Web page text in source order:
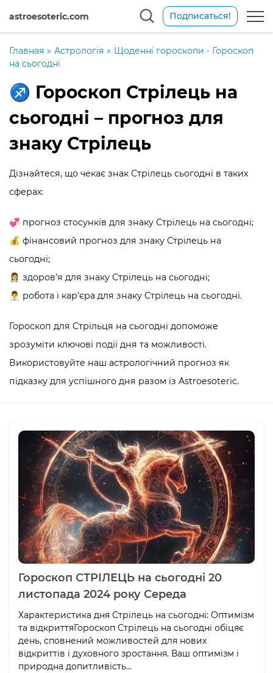
astroesoteric.com Подписаться!
Главная » Астрологія » Щоденні гороскопи - Гороскоп
на сьогодні
♐️ Гороскоп Стрілець на
сьогодні – прогноз для
знаку Стрілець
Дізнайтеся, що чекає знак Стрілець сьогодні в таких
сферах:
💞 прогноз стосунків для знаку Стрілець на сьогодні;
💰 фінансовий прогноз для знаку Стрілець на
сьогодні;
👩‍⚕️ здоров’я для знаку Стрілець на сьогодні;
👨‍💼 робота і кар’єра для знаку Стрілець на сьогодні.
Гороскоп для Стрільця на сьогодні допоможе
зрозуміти ключові події дня та можливості.
Використовуйте наш астрологічний прогноз як
підказку для успішного дня разом із Astroesoteric.
Гороскоп СТРІЛЕЦЬ на сьогодні 20
листопада 2024 року Середа
Характеристика дня Стрілець на сьогодні: Оптимізм
та відкриттяГороскоп Стрілець на сьогодні обіцяє
день, сповнений можливостей для нових
відкриттів і духовного зростання. Ваш оптимізм і
природна допитливість...